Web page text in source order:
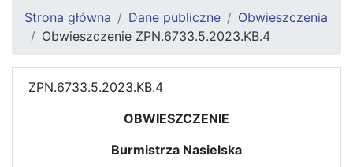
Strona główna Dane publiczne
Obwieszczenia
Obwieszczenie ZPN.6733.5.2023.KB.4
ZPN.6733.5.2023.KB.4
OBWIESZCZENIE
Burmistrza Nasielska